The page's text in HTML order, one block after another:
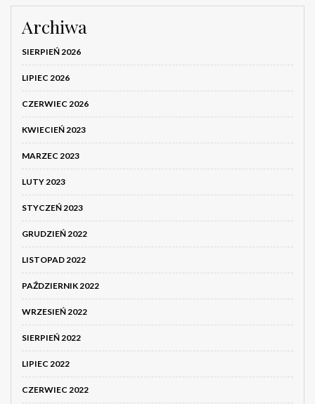
Archiwa
SIERPIEŃ 2026
LIPIEC 2026
CZERWIEC 2026
KWIECIEŃ 2023
MARZEC 2023
LUTY 2023
STYCZEŃ 2023
GRUDZIEŃ 2022
LISTOPAD 2022
PAŹDZIERNIK 2022
WRZESIEŃ 2022
SIERPIEŃ 2022
LIPIEC 2022
CZERWIEC 2022